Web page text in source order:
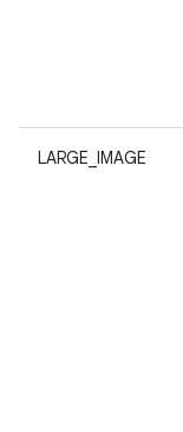
LARGE_IMAGE